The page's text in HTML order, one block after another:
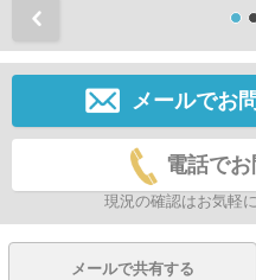
メールでお
電話で
現況の確認はお気軽
メールで共有する